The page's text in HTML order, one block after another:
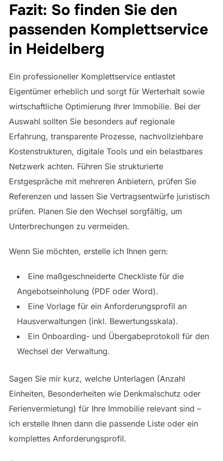
Fazit: So finden Sie den
passenden Komplettservice
in Heidelberg
Ein professioneller Komplettservice entlastet
Eigentümer erheblich und sorgt für Werterhalt sowie
wirtschaftliche Optimierung Ihrer Immobilie. Bei der
Auswahl sollten Sie besonders auf regionale
Erfahrung, transparente Prozesse, nachvollziehbare
Kostenstrukturen, digitale Tools und ein belastbares
Netzwerk achten. Führen Sie strukturierte
Erstgespräche mit mehreren Anbietern, prüfen Sie
Referenzen und lassen Sie Vertragsentwürfe juristisch
prüfen. Planen Sie den Wechsel sorgfältig, um
Unterbrechungen zu vermeiden.
Wenn Sie möchten, erstelle ich Ihnen gern:
Eine maßgeschneiderte Checkliste für die
Angebotseinholung (PDF oder Word).
Eine Vorlage für ein Anforderungsprofil an
Hausverwaltungen (inkl. Bewertungsskala).
Ein Onboarding- und Übergabeprotokoll für den
Wechsel der Verwaltung.
Sagen Sie mir kurz, welche Unterlagen (Anzahl
Einheiten, Besonderheiten wie Denkmalschutz oder
Ferienvermietung) für Ihre Immobilie relevant sind –
ich erstelle Ihnen dann die passende Liste oder ein
komplettes Anforderungsprofil.